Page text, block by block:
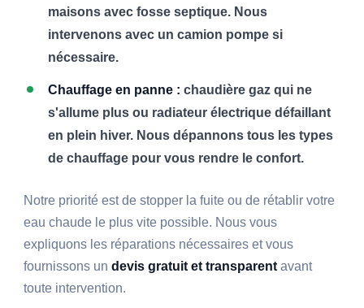
maisons avec fosse septique. Nous
intervenons avec un camion pompe si
nécessaire.
Chauffage en panne : chaudière gaz qui ne
s'allume plus ou radiateur électrique défaillant
en plein hiver. Nous dépannons tous les types
de chauffage pour vous rendre le confort.
Notre priorité est de stopper la fuite ou de rétablir votre
eau chaude le plus vite possible. Nous vous
expliquons les réparations nécessaires et vous
fournissons undevis gratuit et transparentavant
toute intervention.